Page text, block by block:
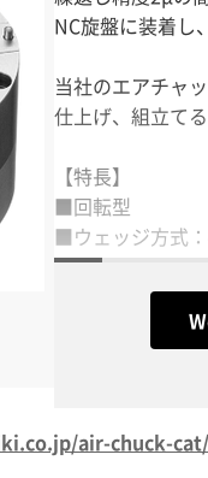
NC旋盤に装着し
当社のエアチャ
仕上げ、組立て
【特長】
■回転型
■ウェッジ方式
■エアポート位
■繰返し精度2μ
■高速回転で使
air-chuck-